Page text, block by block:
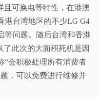
且可换电等特性，在港澳
港台湾地区的不少LG G4
等问题。随后台湾和香港
此次的大面积死机是因
“会积极处理所有消费者
，可以免费进行维修并